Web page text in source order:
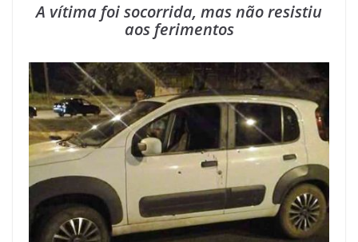
A vítima foi socorrida, mas não resistiu
aos ferimentos